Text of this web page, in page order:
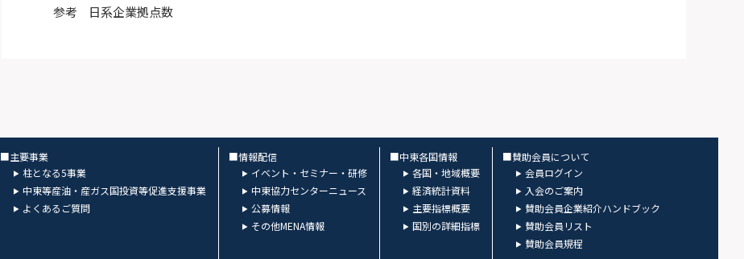
参考
日系企業拠点数
■主要事業
柱となる5事業
中東等産油・産ガス国投資等促進支援事業
よくあるご質問
■情報配信
イベント・セミナー・研修
中東協力センターニュース
公募情報
その他MENA情報
■中東各国情報
各国・地域概要
経済統計資料
主要指標概要
国別の詳細指標
■賛助会員について
会員ログイン
入会のご案内
賛助会員企業紹介ハンドブック
賛助会員リスト
賛助会員規程